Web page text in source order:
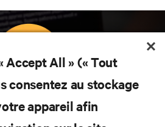
connaître les dernières
technologiques
Accept All » (« Tout
consentez au stockage
appareil afin